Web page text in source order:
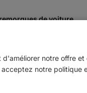
de voiture
notre offre et
notre politique